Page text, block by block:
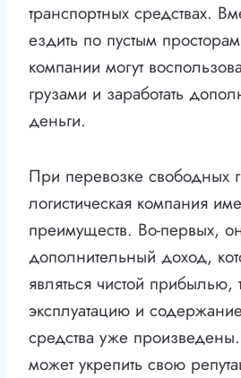
транспортных средствах.
ездить по пустым
компании могут
грузами и заработать
деньги.
При перевозке свободных
логистическая компания
преимуществ. Во-первых,
дополнительный доход,
являться чистой прибылью,
эксплуатацию и
средства уже
может укрепить свою